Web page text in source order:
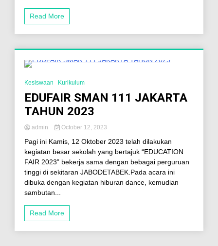
Read More
Kesiswaan
Kurikulum
EDUFAIR SMAN 111 JAKARTA
TAHUN 2023
admin October 12, 2023
Pagi ini Kamis, 12 Oktober 2023 telah dilakukan
kegiatan besar sekolah yang bertajuk “EDUCATION
FAIR 2023” bekerja sama dengan bebagai perguruan
tinggi di sekitaran JABODETABEK.Pada acara ini
dibuka dengan kegiatan hiburan dance, kemudian
sambutan...
Read More